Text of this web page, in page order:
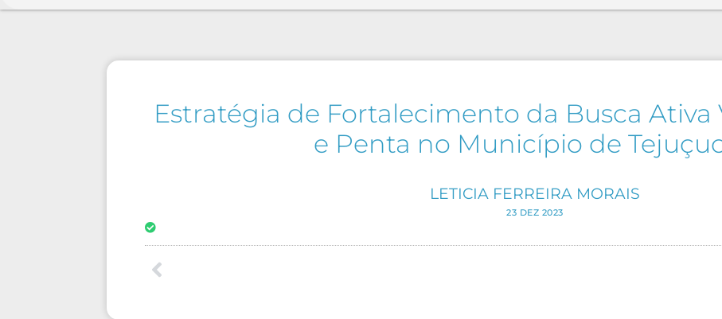
Estratégia de Fortalecimento da Busca Ativa
e Penta no Município de
LETICIA FERREIRA MORAIS
23 DEZ 2023